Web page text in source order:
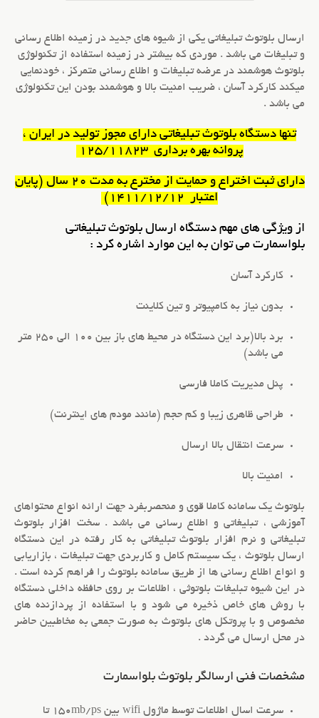
ارسال بلوتوث تبلیغاتی یکی از شیوه های جدید در زمینه اطلاع رسانی
و تبلیغات می باشد . موردی که بیشتر در زمینه استفاده از تکنولوژی
بلوتوث هوشمند در عرضه تبلیغات و اطلاع رسانی متمرکز ، خودنمایی
میکند کارکرد آسان ، ضریب امنیت بالا و هوشمند بودن این تکنولوژی
می باشد .
تنها دستگاه بلوتوث تبلیغاتی دارای مجوز تولید در ایران ،
پروانه بهره برداری 125/11823
دارای ثبت اختراع و حمایت از مخترع به مدت 20 سال (پایان
اعتبار 1411/12/12)
از ویژگی های مهم دستگاه ارسال بلوتوث تبلیغاتی
بلواسمارت می توان به این موارد اشاره کرد :
کارکرد آسان
بدون نیاز به کامپیوتر و تین کلاینت
برد بالا(برد این دستگاه در محیط های باز بین 100 الی 250 متر
می باشد)
پنل مدیریت کاملا فارسی
طراحی ظاهری زیبا و کم حجم (مانند مودم های اینترنت)
سرعت انتقال بالا ارسال
امنیت بالا
بلوتوث یک سامانه کاملا قوی و منحصربفرد جهت ارائه انواع محتواهای
آموزشی ، تبلیغاتی و اطلاع رسانی می باشد . سخت افزار بلوتوث
تبلیغاتیو نرم افزار بلوتوث تبلیغاتی به کار رفته در این دستگاه
ارسال بلوتوث ، یک سیستم کامل و کاربردی جهت تبلیغات ، بازاریابی
و انواع اطلاع رسانی ها از طریق سامانه بلوتوثرا فراهم کرده است .
در این شیوهتبلیغات بلوتوثی، اطلاعات بر روی حافظه داخلی دستگاه
با روش های خاص ذخیره می شود و با استفاده از پردازنده های
مخصوص و با پروتکل های بلوتوث به صورت جمعی به مخاطبین حاضر
در محل ارسال می گردد .
مشخصات فنی ارسالگر بلوتوث بلواسمارت
سرعت اسال اطلاعات توسط ماژول wifi بین 150mb/ps تا